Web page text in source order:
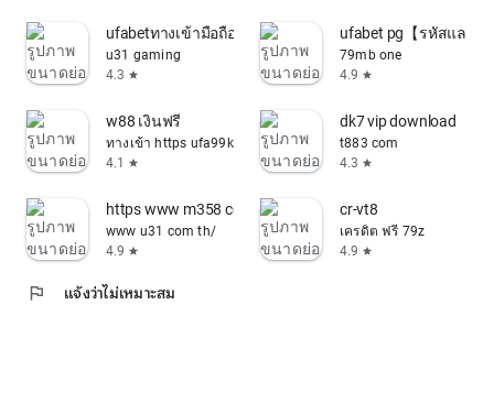
ufabetทางเข้ามือถือ
u31 gaming
4.3 star
ufabet pg【รหัสแลกร
79mb one
4.9 star
w88 เงินฟรี
ทางเข้า https ufa99k ibetauto com ufa99k ufabet
4.1
star
dk7 vip download
t883 com
4.3 star
https www m358 cc th th login
www u31 com th/
4.9 star
cr-vt8
เครดิต ฟรี 79z
4.9 star
flag แจ้งว่าไม่เหมาะสม